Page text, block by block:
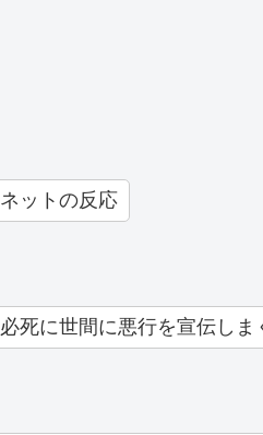
ネットの反応
必死に世間に悪行を宣伝しま